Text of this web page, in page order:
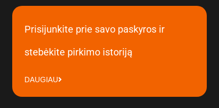
Prisijunkite prie savo paskyros ir
stebėkite pirkimo istoriją
DAUGIAU